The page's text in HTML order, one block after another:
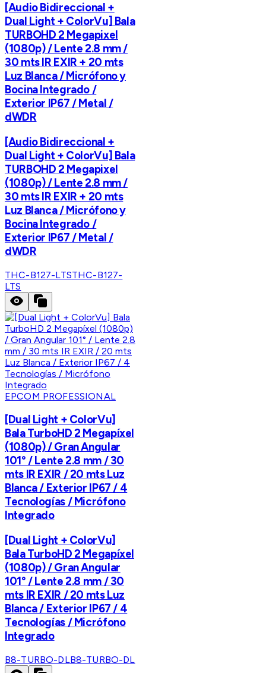
[Audio Bidireccional +
Dual Light + ColorVu] Bala
TURBOHD 2 Megapixel
(1080p) / Lente 2.8 mm /
30 mts IR EXIR + 20 mts
Luz Blanca / Micrófono y
Bocina Integrado /
Exterior IP67 / Metal /
dWDR
[Audio Bidireccional +
Dual Light + ColorVu] Bala
TURBOHD 2 Megapixel
(1080p) / Lente 2.8 mm /
30 mts IR EXIR + 20 mts
Luz Blanca / Micrófono y
Bocina Integrado /
Exterior IP67 / Metal /
dWDR
THC-B127-LTSTHC-B127-
LTS
EPCOM PROFESSIONAL
[Dual Light + ColorVu]
Bala TurboHD 2 Megapíxel
(1080p) / Gran Angular
101° / Lente 2.8 mm / 30
mts IR EXIR / 20 mts Luz
Blanca / Exterior IP67 / 4
Tecnologías / Micrófono
Integrado
[Dual Light + ColorVu]
Bala TurboHD 2 Megapíxel
(1080p) / Gran Angular
101° / Lente 2.8 mm / 30
mts IR EXIR / 20 mts Luz
Blanca / Exterior IP67 / 4
Tecnologías / Micrófono
Integrado
B8-TURBO-DLB8-TURBO-DL